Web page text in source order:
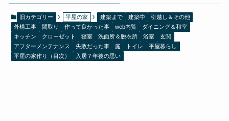
旧カテゴリー 平屋の家 建築まで 建築中
引越し＆その他
外構工事
間取り 作って良かった事 web内覧
ダイニング＆和室
キッチン
クローゼット 寝室 洗面所＆脱衣所 浴室
玄関
アフターメンテナンス
失敗だった事 庭 トイレ
平屋暮らし
平屋の家作り（目次）
入居７年後の思い